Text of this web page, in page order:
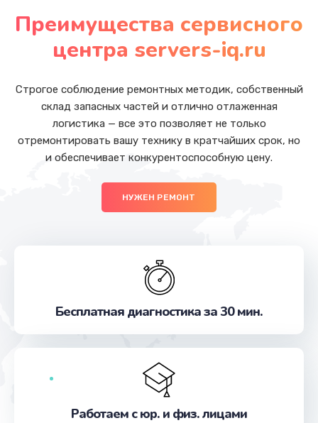
от 590 руб.
Заказать
Замена задней крышки устройства
от 790 руб.
Заказать
Замена камеры (внешней или внутренней)
от 450 руб.
Заказать
от 690 руб.
Заказать
Замена тачскрина
от 740 руб.
Заказать
Настройка программного обеспечения
от 500 руб.
Преимущества сервисного
центра servers-iq.ru
Строгое соблюдение ремонтных методик, собственный
склад запасных частей и отлично отлаженная
логистика — все это позволяет не только
отремонтировать вашу технику в кратчайших срок, но
и обеспечивает конкурентоспособную цену.
НУЖЕН РЕМОНТ
Бесплатная диагностика за 30 мин.
Работаем с юр. и физ. лицами